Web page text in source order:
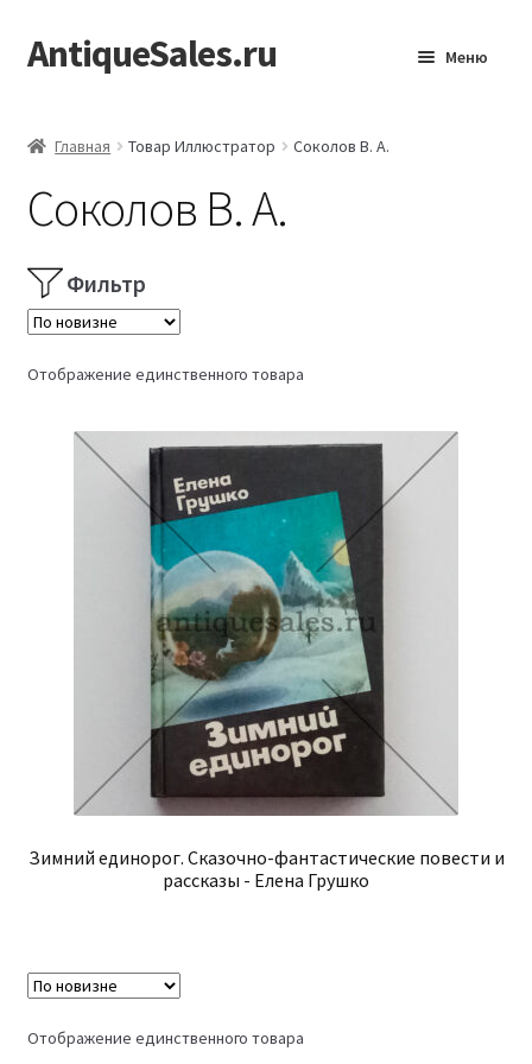
Перейти
к
Перейти
к
AntiqueSales.ru Меню
Главная Товар Иллюстратор Соколов В. А.
Соколов В. А.
Фильтр
Отображение единственного товара
Зимний единорог. Сказочно-фантастические повести и
рассказы - Елена Грушко
Отображение единственного товара